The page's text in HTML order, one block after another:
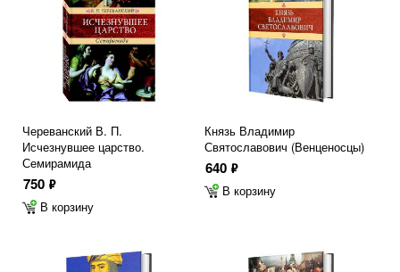
Череванский В. П.
Исчезнувшее царство.
Семирамида
750 ф
В корзину
Князь Владимир
Святославович (Венценосцы)
640 ф
В корзину